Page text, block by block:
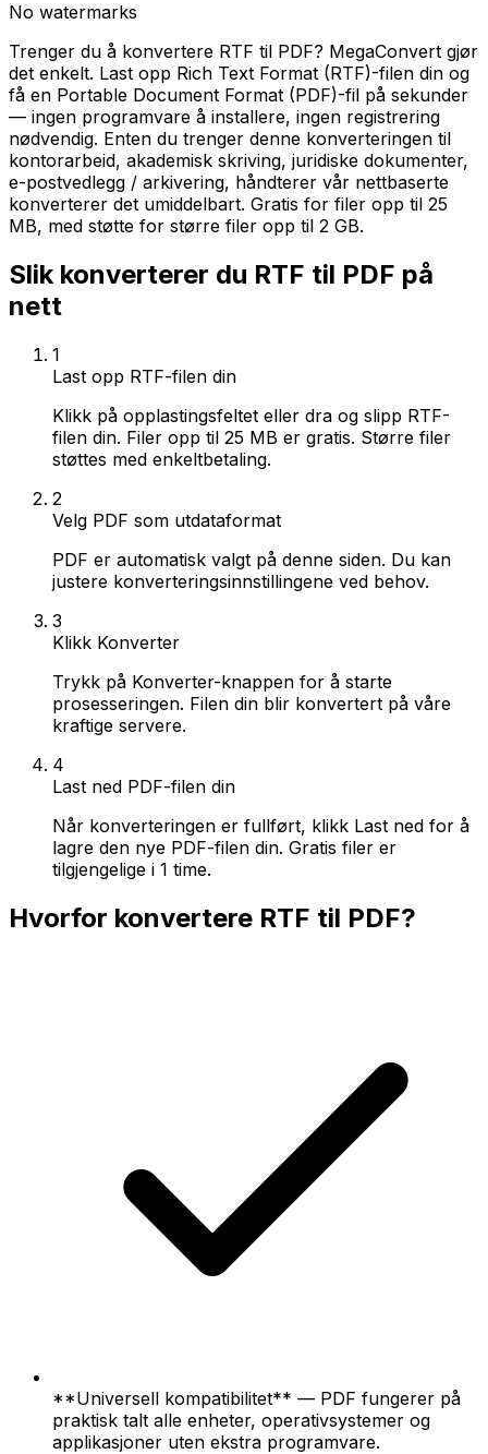
No watermarks
Trenger du å konvertere RTF til PDF? MegaConvert gjør
det enkelt. Last opp Rich Text Format (RTF)-filen din og
få en Portable Document Format (PDF)-fil på sekunder
— ingen programvare å installere, ingen registrering
nødvendig. Enten du trenger denne konverteringen til
kontorarbeid, akademisk skriving, juridiske dokumenter,
e-postvedlegg / arkivering, håndterer vår nettbaserte
konverterer det umiddelbart. Gratis for filer opp til 25
MB, med støtte for større filer opp til 2 GB.
Slik konverterer du RTF til PDF på
nett
1
Last opp RTF-filen din
Klikk på opplastingsfeltet eller dra og slipp RTF-
filen din. Filer opp til 25 MB er gratis. Større filer
støttes med enkeltbetaling.
2
Velg PDF som utdataformat
PDF er automatisk valgt på denne siden. Du kan
justere konverteringsinnstillingene ved behov.
3
Klikk Konverter
Trykk på Konverter-knappen for å starte
prosesseringen. Filen din blir konvertert på våre
kraftige servere.
4
Last ned PDF-filen din
Når konverteringen er fullført, klikk Last ned for å
lagre den nye PDF-filen din. Gratis filer er
tilgjengelige i 1 time.
Hvorfor konvertere RTF til PDF?
**Universell kompatibilitet** — PDF fungerer på
praktisk talt alle enheter, operativsystemer og
applikasjoner uten ekstra programvare.